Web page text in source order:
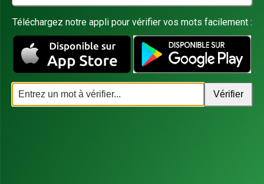
Téléchargez notre appli pour vérifier vos mots facilement :